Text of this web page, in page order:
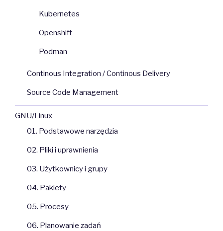
Kubernetes
Openshift
Podman
Continous Integration / Continous Delivery
Source Code Management
GNU/Linux
01. Podstawowe narzędzia
02. Pliki i uprawnienia
03. Użytkownicy i grupy
04. Pakiety
05. Procesy
06. Planowanie zadań